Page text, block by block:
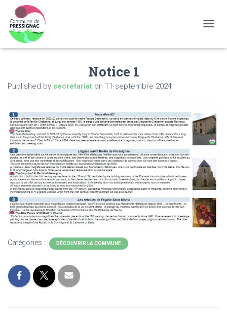
Notice 1
Published by secretariat on 11 septembre 2024
Catégories : DÉCOUVRIR LA COMMUNE